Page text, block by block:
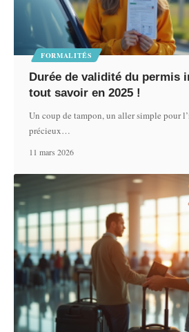
FORMALITÉS
Durée de validité du permis
tout savoir en 2025 !
Un coup de tampon, un aller simple pour
précieux…
11 mars 2026